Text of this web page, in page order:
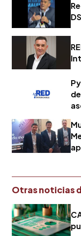
Otras noticias